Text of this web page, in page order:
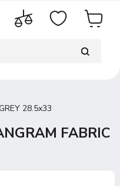
28.5х33
FABRIC